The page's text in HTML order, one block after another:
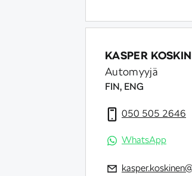
KASPER
Automyyjä
FIN, ENG
050 505 2646
WhatsApp